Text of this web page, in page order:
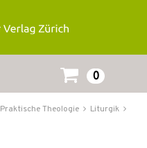
0
Praktische Theologie
Liturgik